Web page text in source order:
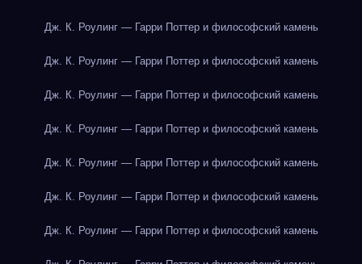
Дж. К. Роулинг — Гарри Поттер и философский камень
Дж. К. Роулинг — Гарри Поттер и философский камень
Дж. К. Роулинг — Гарри Поттер и философский камень
Дж. К. Роулинг — Гарри Поттер и философский камень
Дж. К. Роулинг — Гарри Поттер и философский камень
Дж. К. Роулинг — Гарри Поттер и философский камень
Дж. К. Роулинг — Гарри Поттер и философский камень